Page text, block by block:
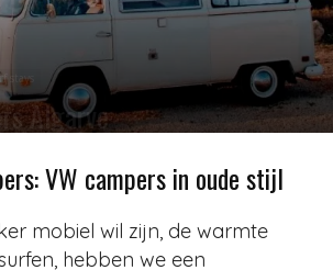
stays
Algarve
VW campers in oude stijl
mobiel wil zijn, de warmte
hebben we een